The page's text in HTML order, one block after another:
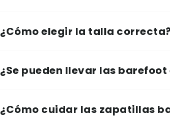
¿Cómo elegir la talla
¿Se pueden llevar las
¿Cómo cuidar las zapatillas